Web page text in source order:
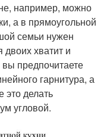
например, можно
а в прямоугольной
семьи нужен
хватит и
предпочитаете
гарнитура, а
это делать
угловой.